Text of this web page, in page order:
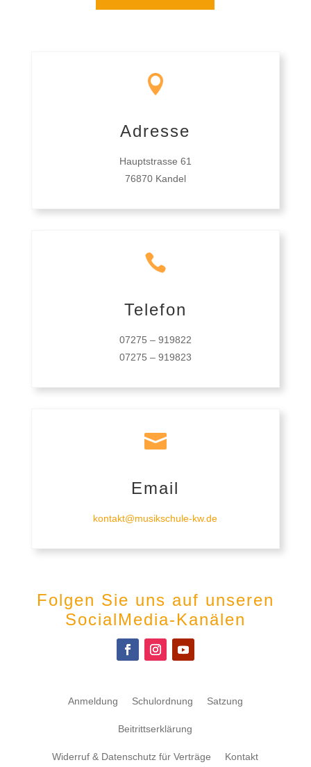

Adresse
Hauptstrasse 61
76870 Kandel

Telefon
07275 – 919822
07275 – 919823

Email
kontakt@musikschule-kw.de
Folgen Sie uns auf unseren
SocialMedia-Kanälen
Anmeldung Schulordnung Satzung
Beitrittserklärung
Widerruf & Datenschutz für Verträge Kontakt